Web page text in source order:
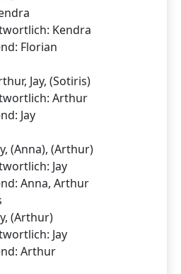
Kendra
Florian
Jay, (Sotiris)
Arthur
Jay
(Anna), (Arthur)
Jay
Anna, Arthur
(Arthur)
Jay
Arthur